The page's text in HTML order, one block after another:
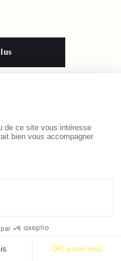
?
|Politique de confidentialité
S’abonner